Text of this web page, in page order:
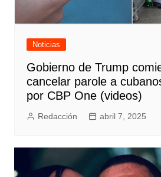
Noticias
Gobierno de Trump
cancelar parole a
por CBP One (videos)
Redacción abril 7, 2025